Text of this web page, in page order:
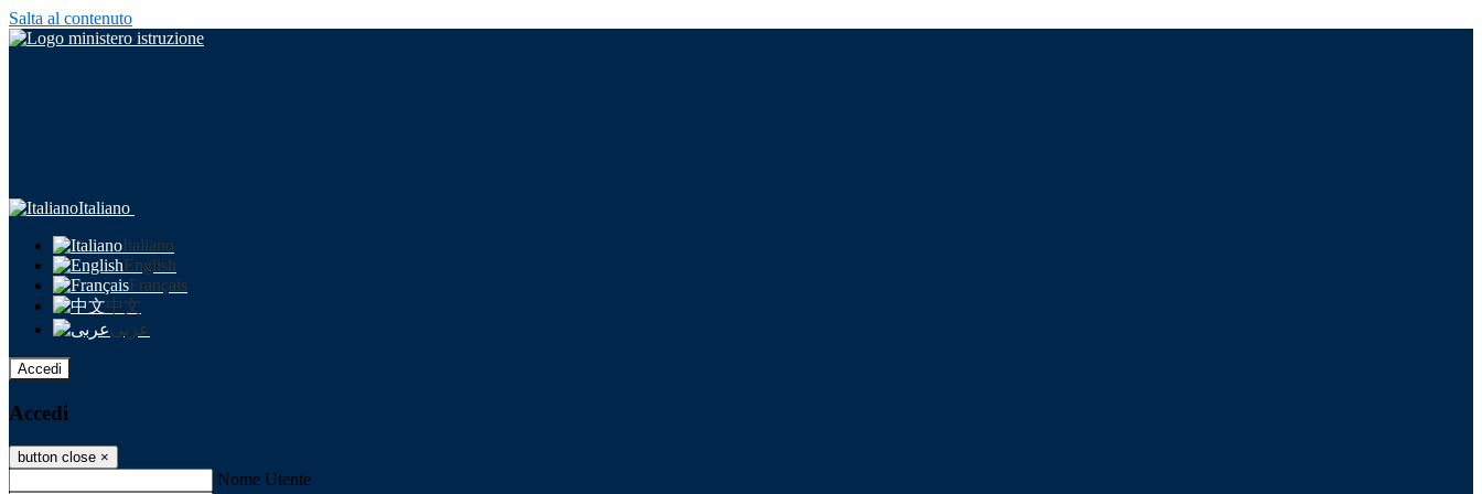
Salta al contenuto
Italiano
Italiano
English
Français
中文
عربى
Accedi
Accedi
button close ×
Nome Utente